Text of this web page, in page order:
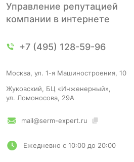
Управление репутацией
компании в интернете
+7 (495) 128-59-96
Москва, ул. 1-я Машиностроения, 10
Жуковский, БЦ «Инженерный»,
ул. Ломоносова, 29А
mail@serm-expert.ru
Ежедневно с 10:00 до 20:00